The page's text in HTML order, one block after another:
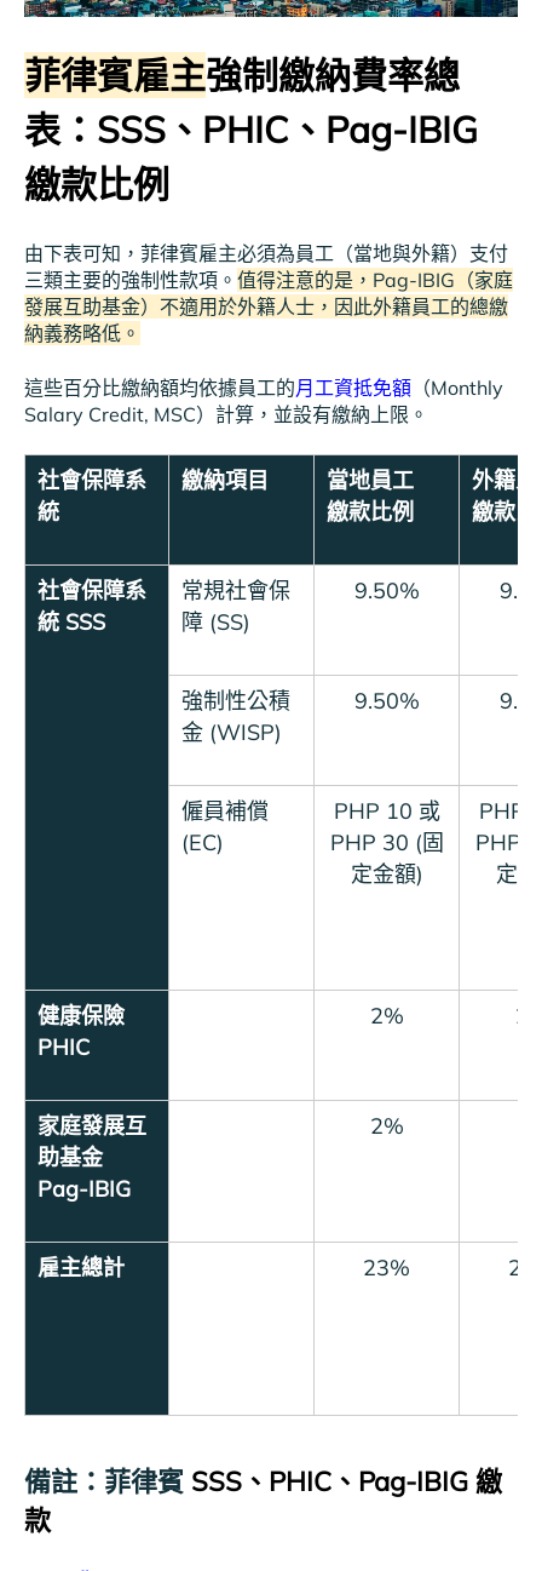
菲律賓雇主強制繳納費率總
表：SSS、PHIC、Pag-IBIG
繳款比例
由下表可知，菲律賓雇主必須為員工（當地與外籍）支付
三類主要的強制性款項。 值得注意的是，Pag-IBIG（家庭
發展互助基金）不適用於外籍人士，因此外籍員工的總繳
納義務略低。
這些百分比繳納額均依據員工的月工資抵免額 （Monthly
Salary Credit, MSC）計算，並設有繳納上限。
社會保障系
統
繳納項目
當地員工
繳款比例
外籍
繳款
社會保障系
統 SSS
常規社會保
障 (SS)
9.50%
強制性公積
金 (WISP)
9.50%
僱員補償
(EC)
PHP 10 或
PHP 30 (固
定金額)
PHP
PHP
定
健康保險
PHIC
2%
家庭發展互
助基金
Pag-IBIG
2%
雇主總計 23%
備註：菲律賓 SSS、PHIC、Pag-IBIG 繳
款